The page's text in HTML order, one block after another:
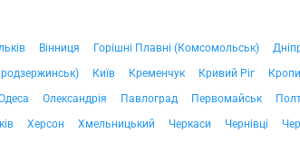
Вінниця Горішні Плавні (Комсомольськ)
Київ Кременчук Кривий Ріг
Олександрія Павлоград Первомайськ
Херсон Хмельницький Черкаси Чернівці